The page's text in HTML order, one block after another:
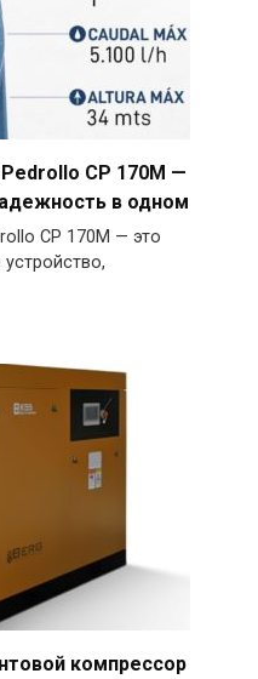
CP 170M —
в одном
CP 170M — это
компрессор